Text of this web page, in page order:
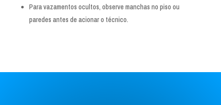
Para vazamentos ocultos, observe manchas no piso ou
paredes antes de acionar o técnico.